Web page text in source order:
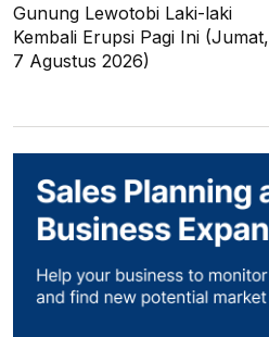
Gunung Lewotobi Laki-laki
Kembali Erupsi Pagi Ini (Jumat,
7 Agustus 2026)